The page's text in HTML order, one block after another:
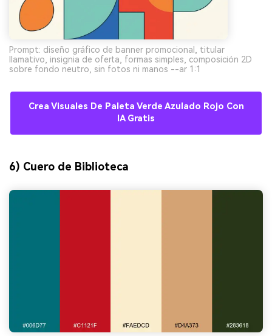
Prompt: diseño gráfico de banner promocional, titular
llamativo, insignia de oferta, formas simples, composición 2D
sobre fondo neutro, sin fotos ni manos --ar 1:1
Crea Visuales De Paleta Verde Azulado Rojo Con
IA Gratis
6) Cuero de Biblioteca